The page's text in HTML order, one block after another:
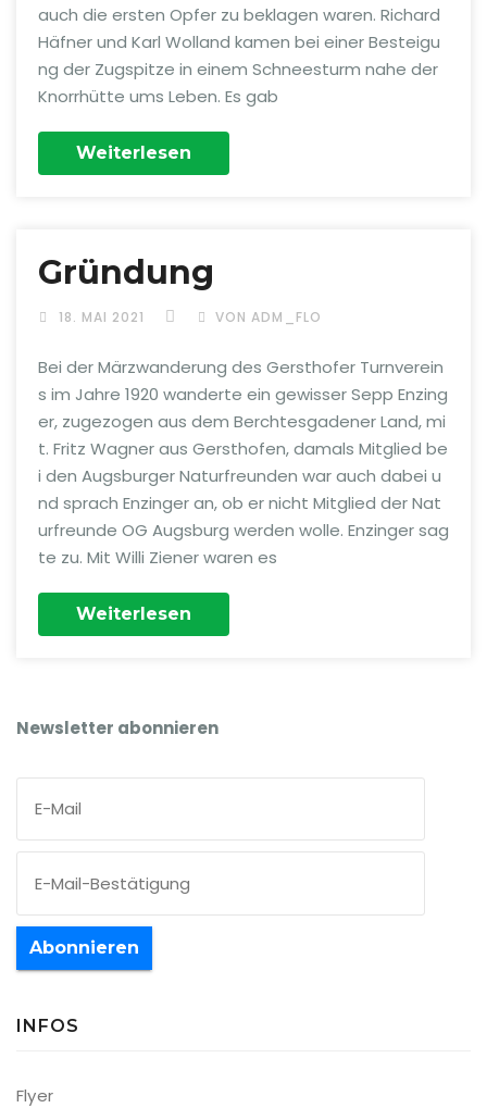
auch die ersten Opfer zu beklagen waren. Richard
Häfner und Karl Wolland kamen bei einer Besteigu
ng der Zugspitze in einem Schneesturm nahe der
Knorrhütte ums Leben. Es gab
Weiterlesen
Gründung
18. MAI 2021 VON ADM_FLO
Bei der Märzwanderung des Gersthofer Turnverein
s im Jahre 1920 wanderte ein gewisser Sepp Enzing
er, zugezogen aus dem Berchtesgadener Land, mi
t. Fritz Wagner aus Gersthofen, damals Mitglied be
i den Augsburger Naturfreunden war auch dabei u
nd sprach Enzinger an, ob er nicht Mitglied der Nat
urfreunde OG Augsburg werden wolle. Enzinger sag
te zu. Mit Willi Ziener waren es
Weiterlesen
Newsletter abonnieren
Abonnieren
INFOS
Flyer